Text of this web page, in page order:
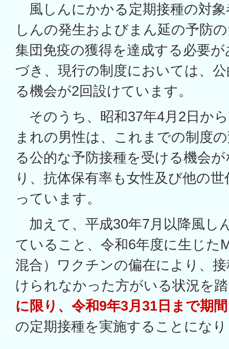
風しんにかかる定期接種の対
しんの発生およびまん延の予防
集団免疫の獲得を達成する必要
づき、現行の制度においては、
る機会が2回設けています。
そのうち、昭和37年4月2日か
まれの男性は、これまでの制度
る公的な予防接種を受ける機会
り、抗体保有率も女性及び他の
っています。
加えて、平成30年7月以降風し
ていること、令和6年度に生じた
混合）ワクチンの偏在により、
けられなかった方がいる状況を
に限り、令和9年3月31日まで期
の定期接種を実施することにな